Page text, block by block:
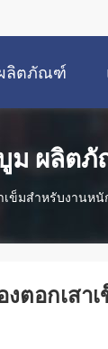
ลิตภัณฑ์
บูม ผลิต
เข็มสำหรับงานห
งตอกเส